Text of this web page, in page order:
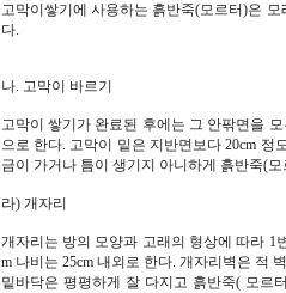
고막이쌓기에 사용하는 흙반죽(모르터)은
다.
나. 고막이 바르기
고막이 쌓기가 완료된 후에는 그 안팎면을
으로 한다. 고막이 밑은 지반면보다 20cm
금이 가거나 틈이 생기지 아니하게 흙반죽(
라) 개자리
개자리는 방의 모양과 고래의 형상에 따라 1
m 나비는 25cm 내외로 한다. 개자리벽은 적
밑바닥은 평평하게 잘 다지고 흙반죽( 모르